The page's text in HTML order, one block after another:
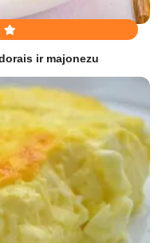
ir majonezu